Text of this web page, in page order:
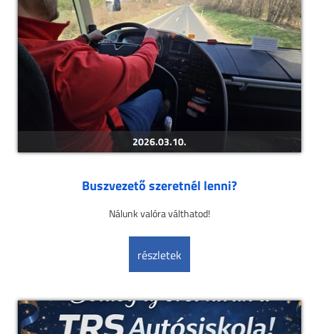
2026.03.10.
Buszvezető szeretnél lenni?
Nálunk valóra válthatod!
részletek